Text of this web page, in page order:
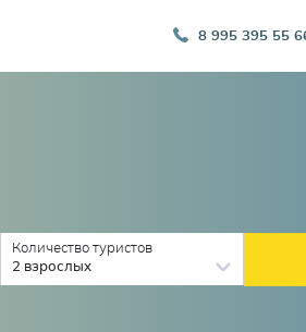
8 995 395 55
Количество туристов
2 взрослых